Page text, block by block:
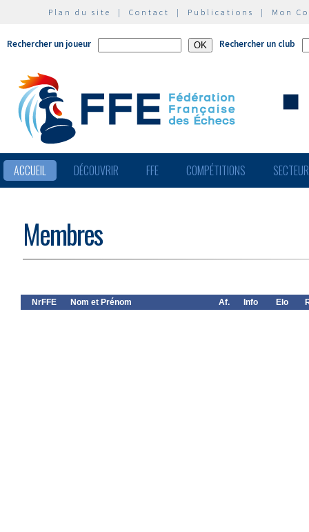
Plan du site | Contact | Publications | Mon
Rechercher un joueur Rechercher un club
ACCUEIL DÉCOUVRIR FFE COMPÉTITIONS
Membres
NrFFE Nom et Prénom Af. Info Elo